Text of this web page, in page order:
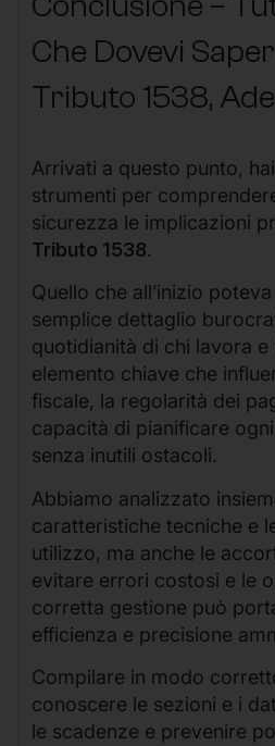
Che Dovevi
Tributo 1538,
Arrivati a questo punto,
strumenti per
sicurezza le implicazioni
Tributo 1538.
Quello che all’inizio
semplice dettaglio
quotidianità di chi lavora e
elemento chiave che
fiscale, la regolarità dei
capacità di pianificare
senza inutili ostacoli.
Abbiamo analizzato
caratteristiche tecniche e
utilizzo, ma anche le
evitare errori costosi e le
corretta gestione può
efficienza e precisione
Compilare in modo
conoscere le sezioni e i
le scadenze e prevenire